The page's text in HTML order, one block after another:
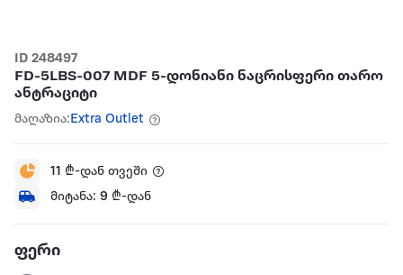
ID 248497
FD-5LBS-007 MDF 5-დონიანი ნაცრისფერი თარო
ანტრაციტი
მაღაზია:Extra Outlet
11 ₾-დან თვეში
მიტანა: 9 ₾-დან
ფერი